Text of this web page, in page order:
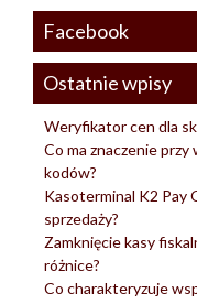
Facebook
Ostatnie wpisy
Weryfikator cen dla
Co ma znaczenie
kodów?
Kasoterminal K2 Pay
sprzedaży?
Zamknięcie kasy
różnice?
Co charakteryzuje